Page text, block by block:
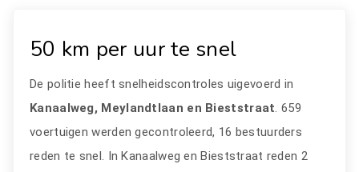
50 km per uur te snel
De politie heeft snelheidscontroles uigevoerd in
Kanaalweg, Meylandtlaan en Bieststraat. 659
voertuigen werden gecontroleerd, 16 bestuurders
reden te snel. In Kanaalweg en Bieststraat reden 2